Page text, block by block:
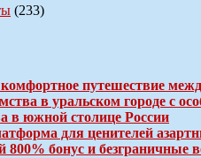
(233)
путешествие
в уральском городе с
в южной столице России
для ценителей
800% бонус и